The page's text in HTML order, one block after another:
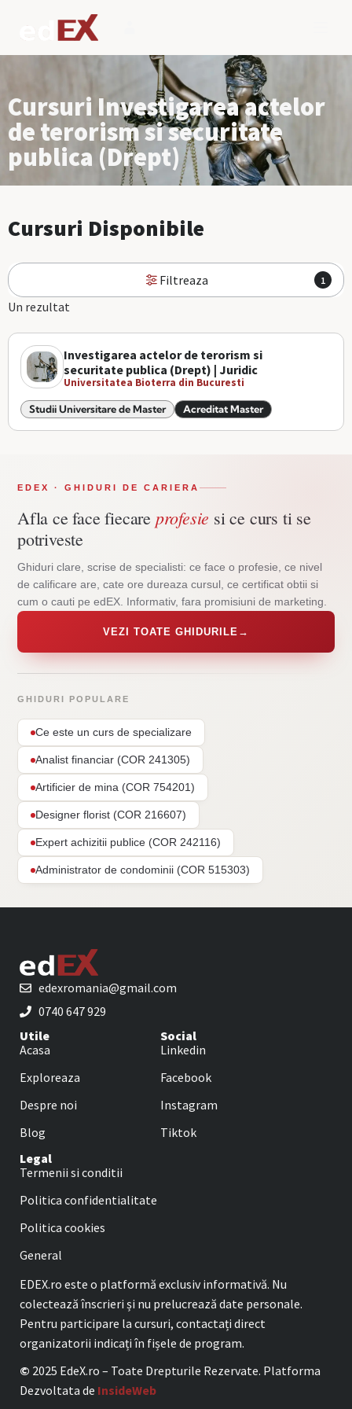
Cursuri Investigarea actelor
de terorism si securitate
publica (Drept)
Cursuri Disponibile
Filtreaza 1
Un rezultat
Investigarea actelor de terorism si
securitate publica (Drept) | Juridic
Universitatea Bioterra din Bucuresti
Studii Universitare de Master Acreditat Master
EDEX · GHIDURI DE CARIERA
Afla ce face fiecare profesie si ce curs ti se
potriveste
Ghiduri clare, scrise de specialisti: ce face o profesie, ce nivel
de calificare are, cate ore dureaza cursul, ce certificat obtii si
cum o cauti pe edEX. Informativ, fara promisiuni de marketing.
VEZI TOATE GHIDURILE →
GHIDURI POPULARE
Ce este un curs de specializare
Analist financiar (COR 241305)
Artificier de mina (COR 754201)
Designer florist (COR 216607)
Expert achizitii publice (COR 242116)
Administrator de condominii (COR 515303)
edexromania@gmail.com
0740 647 929
Utile
Acasa
Exploreaza
Despre noi
Blog
Social
Linkedin
Facebook
Instagram
Tiktok
Legal
Termenii si conditii
Politica confidentialitate
Politica cookies
General
EDEX.ro este o platformă exclusiv informativă. Nu
colectează înscrieri și nu prelucrează date personale.
Pentru participare la cursuri, contactați direct
organizatorii indicați în fișele de program.
© 2025 EdeX.ro – Toate Drepturile Rezervate. Platforma
Dezvoltata de InsideWeb